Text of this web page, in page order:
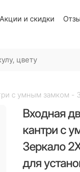
Акции и скидки
с умным замком -
Входная
кантри с
Зеркало
для